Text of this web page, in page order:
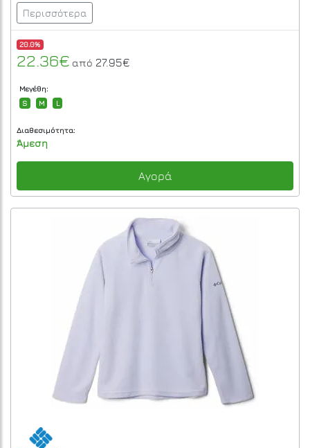
Περισσότερα
20.0%
22.36€ από 27.95€
Μεγέθη:
S
M L
Διαθεσιμότητα:
Άμεση
Αγορά